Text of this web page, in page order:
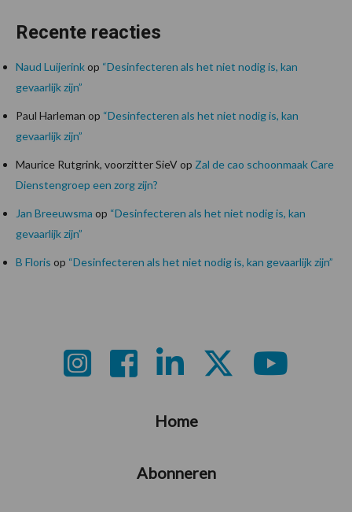
Recente reacties
Naud Luijerinkop “Desinfecteren als het niet nodig is, kan
gevaarlijk zijn”
Paul Harleman op “Desinfecteren als het niet nodig is, kan
gevaarlijk zijn”
Maurice Rutgrink, voorzitter SieVop Zal de cao schoonmaak Care
Dienstengroep een zorg zijn?
Jan Breeuwsma op “Desinfecteren als het niet nodig is, kan
gevaarlijk zijn”
B Floris op “Desinfecteren als het niet nodig is, kan gevaarlijk zijn”
Home
Abonneren